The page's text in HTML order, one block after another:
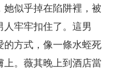
她似乎掉在陷阱裡，被
牢牢扣住了。這男
的方式，像一條水蛭死
。薇其晚上到酒店當